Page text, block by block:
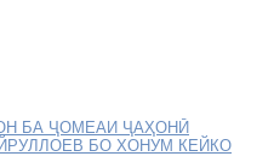
БА ҶОМЕАИ ҶАҲОНӢ
БО ХОНУМ КЕЙКО